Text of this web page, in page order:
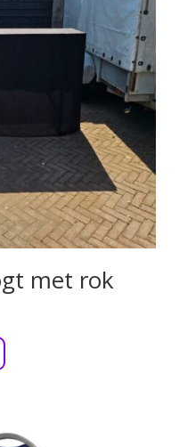
met rok